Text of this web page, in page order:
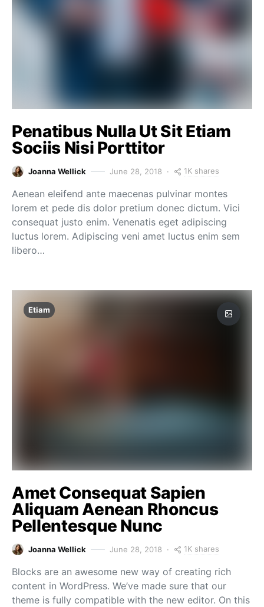
Penatibus Nulla Ut Sit Etiam
Sociis Nisi Porttitor
Joanna Wellick June 28, 2018 1K shares
Aenean eleifend ante maecenas pulvinar montes
lorem et pede dis dolor pretium donec dictum. Vici
consequat justo enim. Venenatis eget adipiscing
luctus lorem. Adipiscing veni amet luctus enim sem
libero…
Etiam
Amet Consequat Sapien
Aliquam Aenean Rhoncus
Pellentesque Nunc
Joanna Wellick June 28, 2018 1K shares
Blocks are an awesome new way of creating rich
content in WordPress. We’ve made sure that our
theme is fully compatible with the new editor. On this